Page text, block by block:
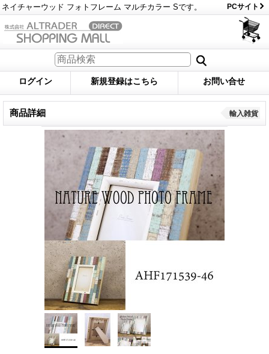
ネイチャーウッド フォトフレーム マルチカラー Sです。 PCサイト
ログイン 新規登録はこちら お問い合せ
商品詳細 輸入雑貨